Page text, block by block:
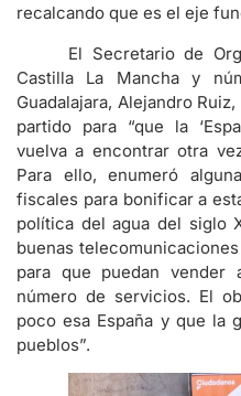
recalcando que es el eje
El Secretario de
Castilla La Mancha y
Guadalajara, Alejandro
partido para “que la
vuelva a encontrar otra
Para ello, enumeró
fiscales para bonificar a
política del agua del siglo
buenas
para que puedan
número de servicios. El
poco esa España y que la
pueblos”.